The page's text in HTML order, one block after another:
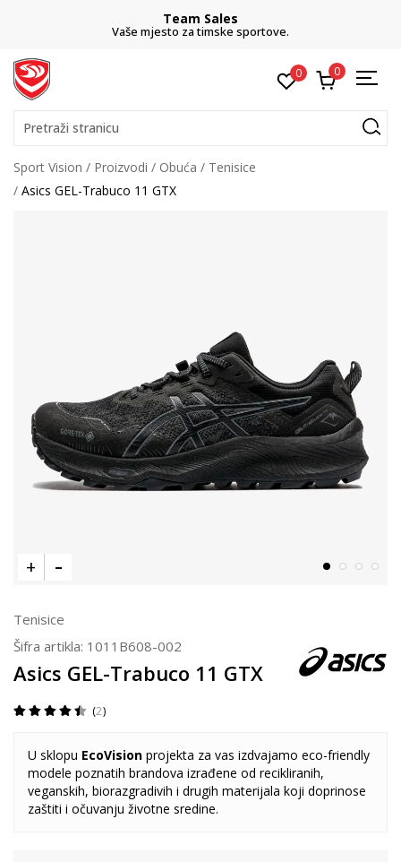
Team Sales
Vaše mjesto za timske sportove.
0 0
Pretraži stranicu
Sport Vision Proizvodi Obuća
Tenisice
Asics GEL-Trabuco 11 GTX
Tenisice
Šifra artikla: 1011B608-002
Asics GEL-Trabuco 11 GTX
2
U sklopu EcoVision projekta za vas izdvajamo eco-friendly
modele poznatih brandova izrađene od recikliranih,
veganskih, biorazgradivih i drugih materijala koji doprinose
zaštiti i očuvanju životne sredine.